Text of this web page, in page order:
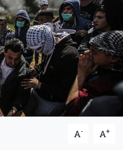
A- A+